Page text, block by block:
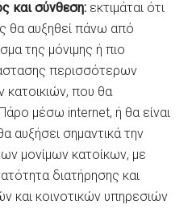
και σύνθεση: εκτιμάται ότι
θα αυξηθεί πάνω από
της μόνιμης ή πιο
περισσότερων
κατοικιών, που θα
μέσω internet, ή θα είναι
αυξήσει σημαντικά την
μονίμων κατοίκων, με
διατήρησης και
και κοινοτικών υπηρεσιών